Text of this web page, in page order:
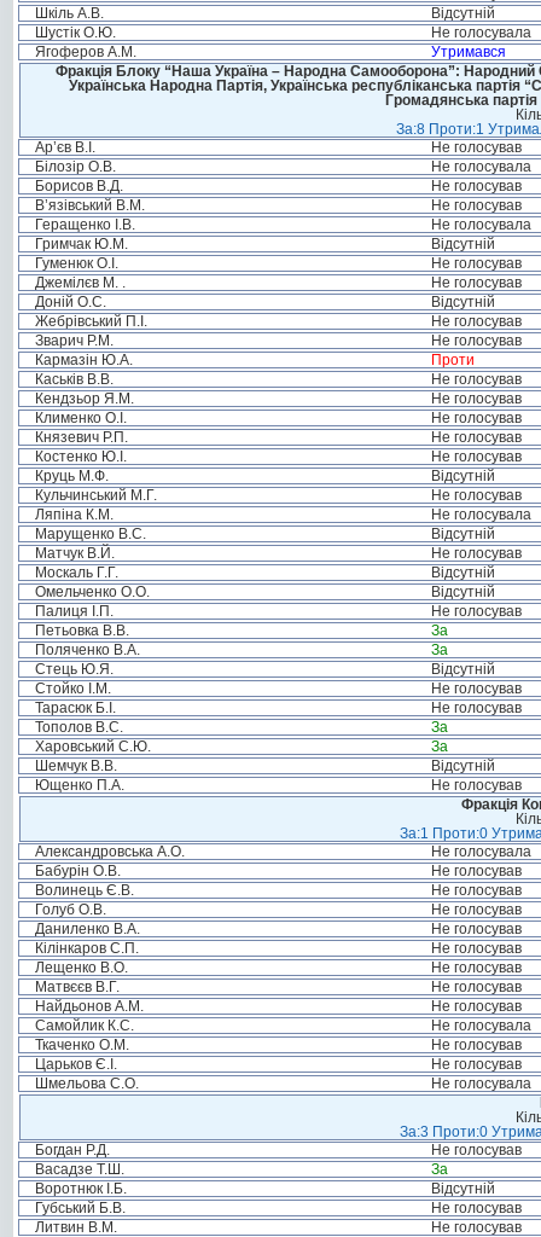
Шкіль А.В.
Відсутній
Шустік О.Ю.
Не голосувала
Ягоферов А.М.
Утримався
Фракція Блоку “Наша Україна – Народна Самооборона”: Народний
Українська Народна Партія, Українська республіканська
Громадянська
За:8 Проти:1
Ар’єв В.І.
Не голосував
Білозір О.В.
Не голосувала
Борисов В.Д.
Не голосував
В’язівський В.М.
Не голосував
Геращенко І.В.
Не голосувала
Гримчак Ю.М.
Відсутній
Гуменюк О.І.
Не голосував
Джемілєв М. .
Не голосував
Доній О.С.
Відсутній
Жебрівський П.І.
Не голосував
Зварич Р.М.
Не голосував
Кармазін Ю.А.
Проти
Каськів В.В.
Не голосував
Кендзьор Я.М.
Не голосував
Клименко О.І.
Не голосував
Князевич Р.П.
Не голосував
Костенко Ю.І.
Не голосував
Круць М.Ф.
Відсутній
Кульчинський М.Г.
Не голосував
Ляпіна К.М.
Не голосувала
Марущенко В.С.
Відсутній
Матчук В.Й.
Не голосував
Москаль Г.Г.
Відсутній
Омельченко О.О.
Відсутній
Палиця І.П.
Не голосував
Петьовка В.В.
За
Поляченко В.А.
За
Стець Ю.Я.
Відсутній
Стойко І.М.
Не голосував
Тарасюк Б.І.
Не голосував
Тополов В.С.
За
Харовський С.Ю.
За
Шемчук В.В.
Відсутній
Ющенко П.А.
Не голосував
Фракція
За:1 Проти:0
Александровська А.О.
Не голосувала
Бабурін О.В.
Не голосував
Волинець Є.В.
Не голосував
Голуб О.В.
Не голосував
Даниленко В.А.
Не голосував
Кілінкаров С.П.
Не голосував
Лещенко В.О.
Не голосував
Матвєєв В.Г.
Не голосував
Найдьонов А.М.
Не голосував
Самойлик К.С.
Не голосувала
Ткаченко О.М.
Не голосував
Царьков Є.І.
Не голосував
Шмельова С.О.
Не голосувала
За:3 Проти:0
Богдан Р.Д.
Не голосував
Васадзе Т.Ш.
За
Воротнюк І.Б.
Відсутній
Губський Б.В.
Не голосував
Литвин В.М.
Не голосував